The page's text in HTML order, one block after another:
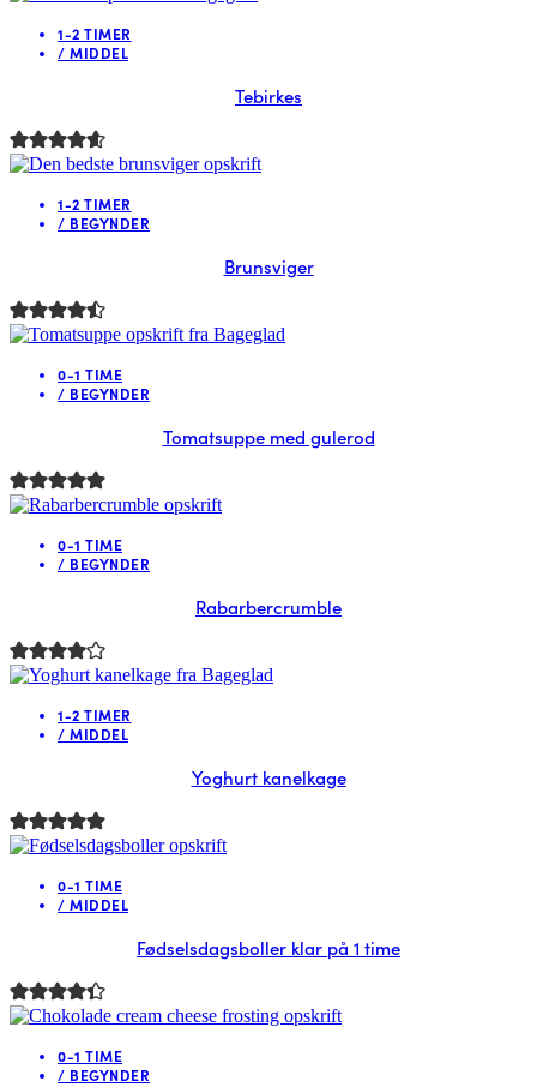
1-2 TIMER
/ MIDDEL
Tebirkes
1-2 TIMER
/ BEGYNDER
Brunsviger
0-1 TIME
/ BEGYNDER
Tomatsuppe med gulerod
0-1 TIME
/ BEGYNDER
Rabarbercrumble
1-2 TIMER
/ MIDDEL
Yoghurt kanelkage
0-1 TIME
/ MIDDEL
Fødselsdagsboller klar på 1 time
0-1 TIME
/ BEGYNDER